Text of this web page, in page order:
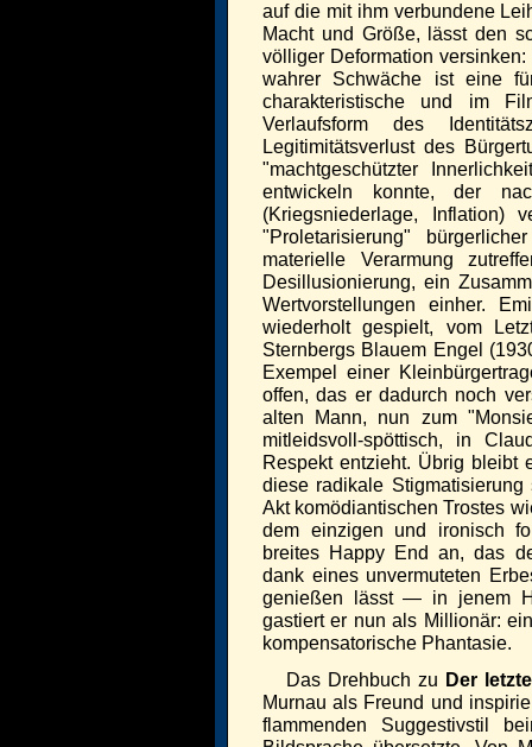
auf die mit ihm verbundene
Macht und Größe, lässt den
völliger Deformation
wahrer Schwäche ist eine
charakteristische und im
Verlaufsform des
Legitimitätsverlust des
"machtgeschützter
entwickeln konnte, der
(Kriegsniederlage, Inflation)
"Proletarisierung"
materielle Verarmung
Desillusionierung, ein
Wertvorstellungen einher.
wiederholt gespielt, vom
Sternbergs Blauem Engel
Exempel einer
offen, das er dadurch noch
alten Mann, nun zum
mitleidsvoll-spöttisch, in
Respekt entzieht. Übrig bleibt
diese radikale
Akt komödiantischen Trostes
dem einzigen und ironisch
breites Happy End an, das
dank eines unvermuteten
genießen lässt — in jenem
gastiert er nun als Millionär:
kompensatorische Phantasie.
Das Drehbuch zu Der
Murnau als Freund und
flammenden Suggestivstil